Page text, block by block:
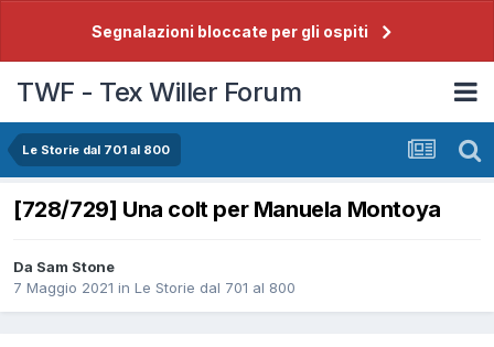
Segnalazioni bloccate per gli ospiti
TWF - Tex Willer Forum
Le Storie dal 701 al 800
[728/729] Una colt per Manuela Montoya
Da Sam Stone
7 Maggio 2021 in Le Storie dal 701 al 800